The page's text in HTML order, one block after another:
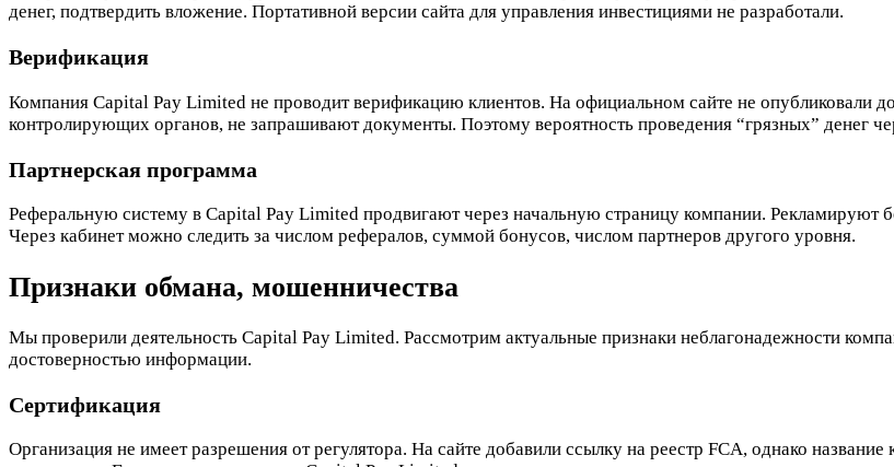
денег, подтвердить вложение. Портативной версии сайта для управления инвестициями не разработали.
Верификация
Компания Capital Pay Limited не проводит верификацию клиентов. На официальном сайте не
контролирующих органов, не запрашивают документы. Поэтому вероятность проведения “грязных” денег
Партнерская программа
Реферальную систему в Capital Pay Limited продвигают через начальную страницу компании.
Через кабинет можно следить за числом рефералов, суммой бонусов, числом партнеров другого уровня.
Признаки обмана, мошенничества
Мы проверили деятельность Capital Pay Limited. Рассмотрим актуальные признаки неблагонадежности
достоверностью информации.
Сертификация
Организация не имеет разрешения от регулятора. На сайте добавили ссылку на реестр FCA, однако